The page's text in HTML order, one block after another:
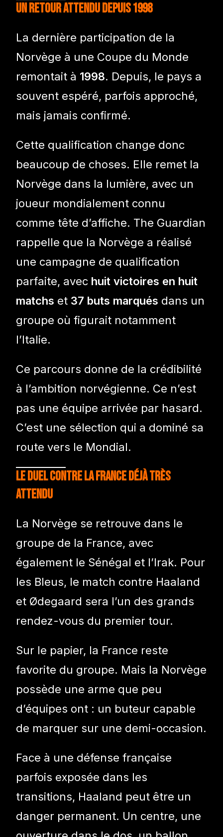
Un retour attendu depuis 1998
La dernière participation de la
Norvège à une Coupe du Monde
remontait à 1998. Depuis, le pays a
souvent espéré, parfois approché,
mais jamais confirmé.
Cette qualification change donc
beaucoup de choses. Elle remet la
Norvège dans la lumière, avec un
joueur mondialement connu
comme tête d’affiche. The Guardian
rappelle que la Norvège a réalisé
une campagne de qualification
parfaite, avec huit victoires en huit
matchs et 37 buts marqués dans un
groupe où figurait notamment
l’Italie.
Ce parcours donne de la crédibilité
à l’ambition norvégienne. Ce n’est
pas une équipe arrivée par hasard.
C’est une sélection qui a dominé sa
route vers le Mondial.
Le duel contre la France déjà très
attendu
La Norvège se retrouve dans le
groupe de la France, avec
également le Sénégal et l’Irak. Pour
les Bleus, le match contre Haaland
et Ødegaard sera l’un des grands
rendez-vous du premier tour.
Sur le papier, la France reste
favorite du groupe. Mais la Norvège
possède une arme que peu
d’équipes ont : un buteur capable
de marquer sur une demi-occasion.
Face à une défense française
parfois exposée dans les
transitions, Haaland peut être un
danger permanent. Un centre, une